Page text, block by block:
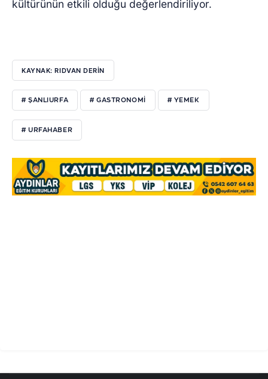
kültürünün etkili olduğu değerlendiriliyor.
KAYNAK: RIDVAN DERİN
# ŞANLIURFA # GASTRONOMI # YEMEK
# URFAHABER